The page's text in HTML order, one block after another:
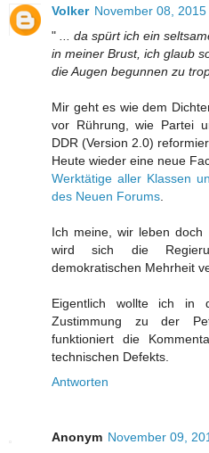
Volker November 08, 2015
" ... da spürt ich ein
in meiner Brust, ich glaub
die Augen begunnen zu
Mir geht es wie dem
vor Rührung, wie Partei
DDR (Version 2.0)
Heute wieder eine neue
Werktätige aller Klassen
des Neuen Forums
Ich meine, wir leben
wird sich die
demokratischen Mehrheit
Eigentlich wollte ich in
Zustimmung zu der
funktioniert die
technischen Defekts.
Antworten
Anonym November 09,